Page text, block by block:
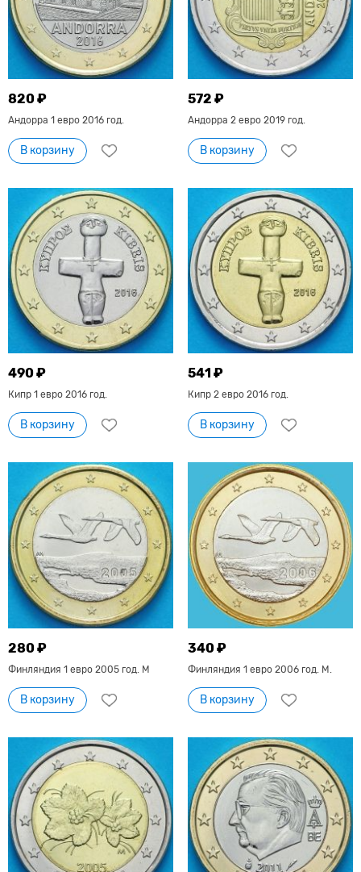
820 ₽
Андорра 1 евро 2016 год.
В корзину
572 ₽
Андорра 2 евро 2019 год.
В корзину
490 ₽
Кипр 1 евро 2016 год.
В корзину
541 ₽
Кипр 2 евро 2016 год.
В корзину
280 ₽
Финляндия 1 евро 2005 год. М
В корзину
340 ₽
Финляндия 1 евро 2006 год. М.
В корзину